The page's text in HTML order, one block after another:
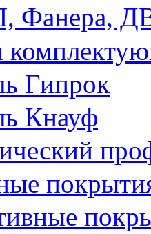
Фанера,
Гипрок
Кнауф